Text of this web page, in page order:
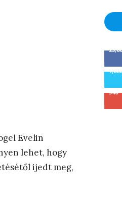
Evelin
lehet, hogy
ijedt meg,
1,000
340